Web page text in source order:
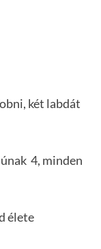
két labdát
4, minden
élete